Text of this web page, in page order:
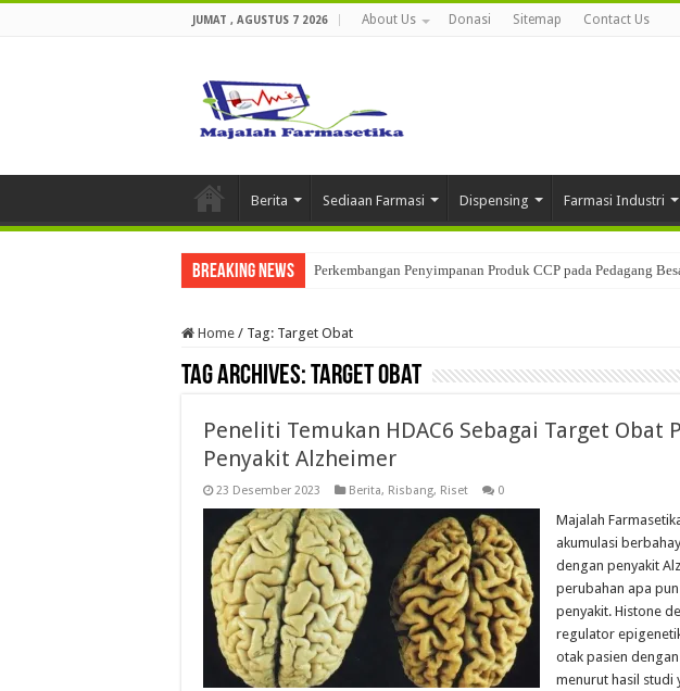
JUMAT , AGUSTUS 7 2026 About Us Donasi Sitemap Contact Us
Berita Sediaan Farmasi Dispensing Farmasi Industri
Breaking News Perkembangan Penyimpanan Produk CCP pada Pedagang
Home / Tag: Target Obat
Tag Archives:Target Obat
Peneliti Temukan HDAC6 Sebagai Target Obat
Penyakit Alzheimer
23 Desember 2023 Berita, Risbang, Riset 0
Majalah
akumulasi
dengan penyakit
perubahan apa
penyakit. Histone
regulator
otak pasien
menurut hasil studi